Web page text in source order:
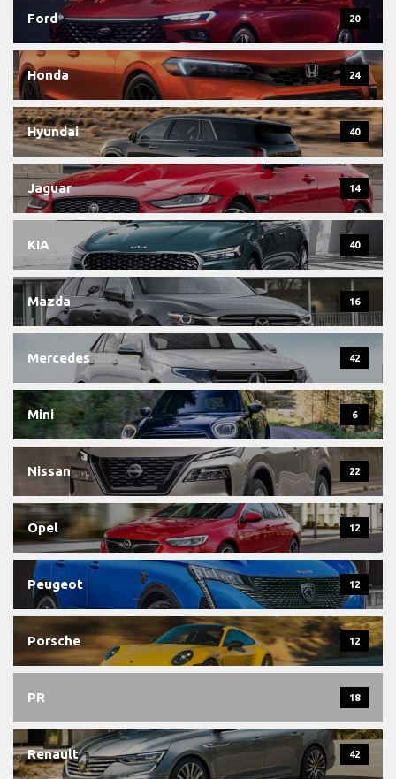
Ford 20
Honda 24
Hyundai 40
Jaguar 14
KIA 40
Mazda 16
Mercedes 42
Mini 6
Nissan 22
Opel 12
Peugeot 12
Porsche 12
PR 18
Renault 42